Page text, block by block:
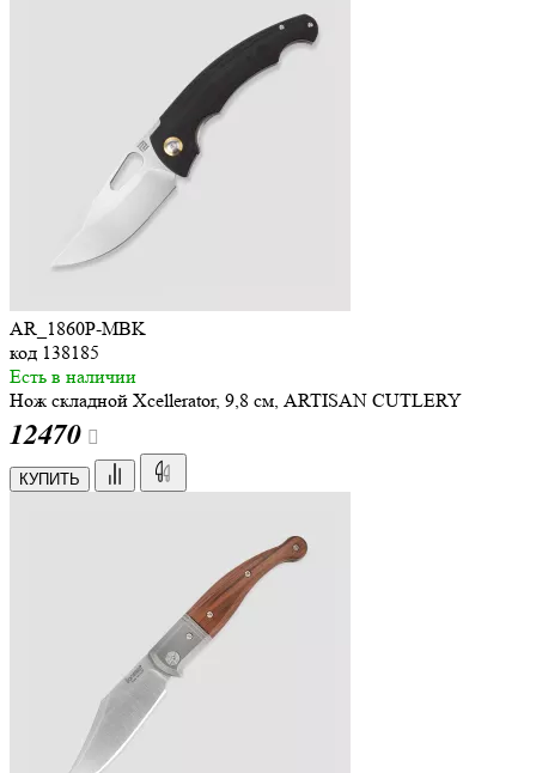
AR_1860P-MBK
код 138185
Есть в наличии
Нож складной Xcellerator, 9,8 см, ARTISAN CUTLERY
12470
КУПИТЬ